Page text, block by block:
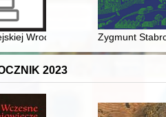
w latach 1920-2020
Elektroniki Politechniki
Wrocławia : przeszłość -
Zygmunt
2023